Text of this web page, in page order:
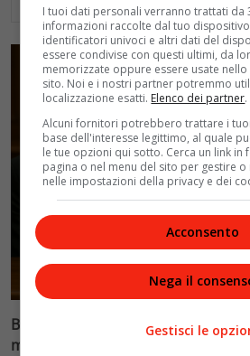
Leggi di più
Glamour & Gossip
Blasi vs Totti: il giudice riduce
mantenimento a 10.900 euro
I tuoi dati personali verranno trattati da
informazioni raccolte dal tuo
identificatori univoci e altri dati del
essere condivise con questi ultimi, da
memorizzate oppure essere usate
sito. Noi e i nostri partner potremmo
localizzazione esatti. Elenco dei partner.
Alcuni fornitori potrebbero trattare i
base dell'interesse legittimo, al quale
le tue opzioni qui sotto. Cerca un link in
pagina o nel menu del sito per gestire
nelle impostazioni della privacy e dei
Acconsento
Nega il
Gestisci le